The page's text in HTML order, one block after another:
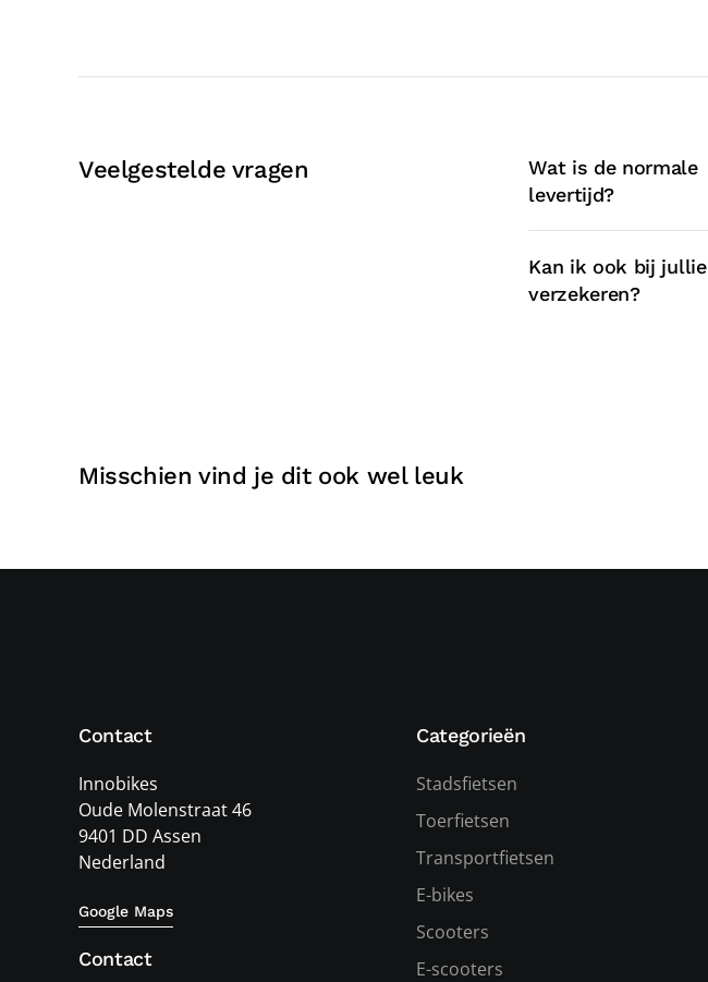
Veelgestelde vragen
Wat is de normale
levertijd?
Kan ik ook bij jullie
verzekeren?
Misschien vind je dit ook wel leuk
Contact
Innobikes
Oude Molenstraat 46
9401 DD Assen
Nederland
Google Maps
Contact
Categorieën
Stadsfietsen
Toerfietsen
Transportfietsen
E-bikes
Scooters
E-scooters